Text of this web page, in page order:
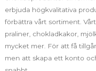
erbjuda högkvalitativa
förbättra vårt sortiment.
praliner, chokladkakor,
mycket mer. För att få
men att skapa ett konto